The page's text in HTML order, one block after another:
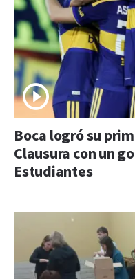
Boca logró su
Clausura con un
Estudiantes